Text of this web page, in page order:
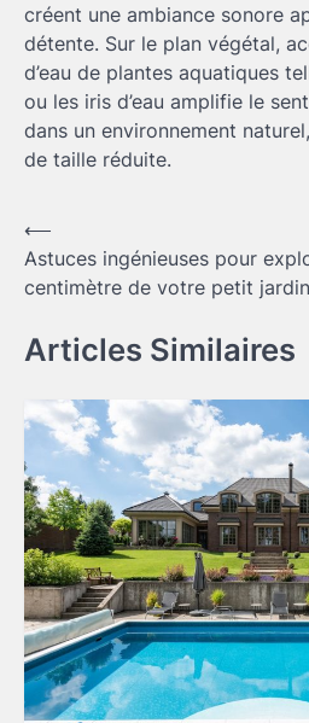
créent une ambiance sonore
détente. Sur le plan végétal,
d’eau de plantes aquatiques
ou les iris d’eau amplifie le
dans un environnement
de taille réduite.
Navigation
de
l’article
⟵
Astuces ingénieuses pour
centimètre de votre petit jardin
Articles Similaires